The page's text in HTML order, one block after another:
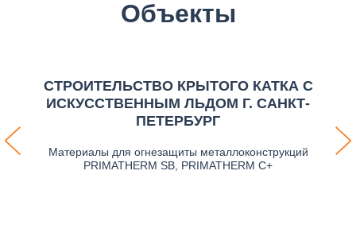
Объекты
СТРОИТЕЛЬСТВО КРЫТОГО КАТКА С
ИСКУССТВЕННЫМ ЛЬДОМ Г. САНКТ-
ПЕТЕРБУРГ
Материалы для огнезащиты металлоконструкций
PRIMATHERM SB, PRIMATHERM С+